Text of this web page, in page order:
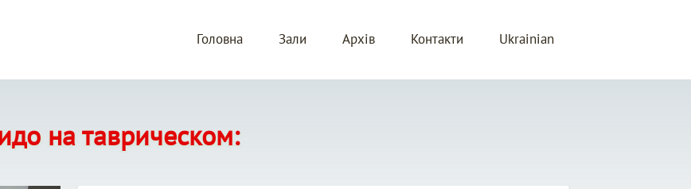
Головна Зали Архів Контакти Ukrainian
на таврическом: